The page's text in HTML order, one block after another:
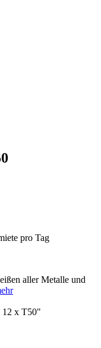
pro Tag
aller Metalle und
12 x T50"